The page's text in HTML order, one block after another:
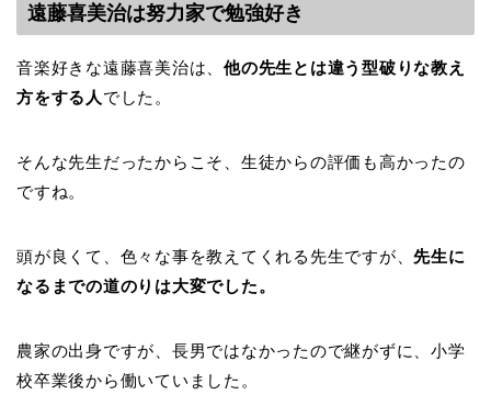
遠藤喜美治は努力家で勉強好き
音楽好きな遠藤喜美治は、他の先生とは違う型破りな教え
方をする人 でした。
そんな先生だったからこそ、生徒からの評価も高かったの
ですね。
頭が良くて、色々な事を教えてくれる先生ですが、先生に
なるまでの道のりは大変でした。
農家の出身ですが、長男ではなかったので継がずに、小学
校卒業後から働いていました。